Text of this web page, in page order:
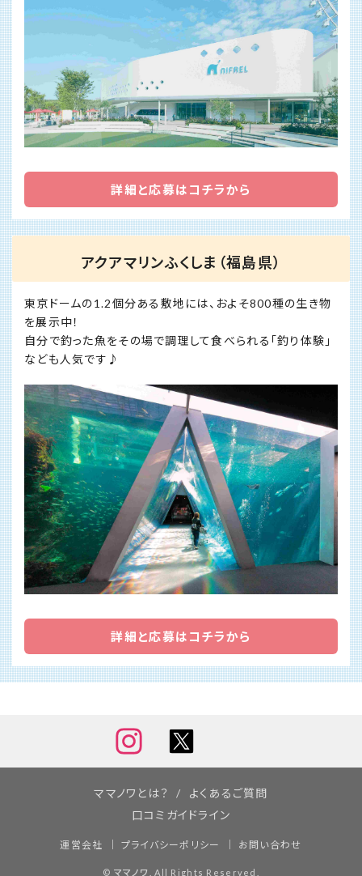
詳細と応募はコチラから
アクアマリンふくしま（福島県）
東京ドームの1.2個分ある敷地には、およそ800種の生き物
を展示中！
自分で釣った魚をその場で調理して食べられる「釣り体験」
なども人気です♪
詳細と応募はコチラから
ママノワとは？
よくあるご質問
口コミガイドライン
運営会社 プライバシーポリシー お問い合わせ
© ママノワ . All Rights Reserved.